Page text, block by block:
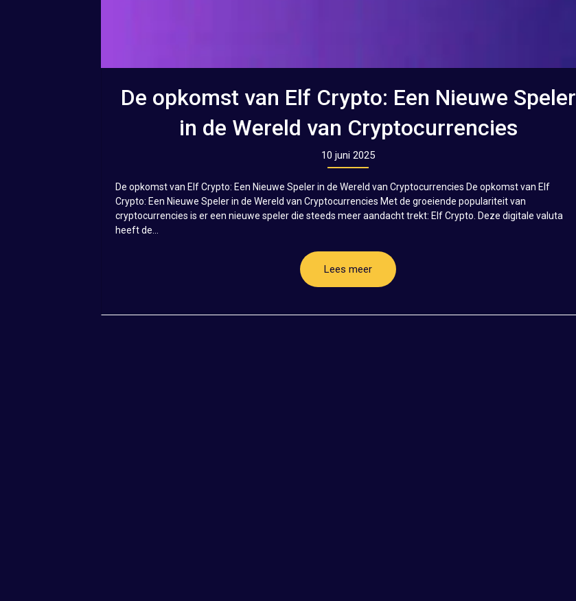
De opkomst van Elf Crypto: Een Nieuwe Speler
in de Wereld van Cryptocurrencies
10 juni 2025
De opkomst van Elf Crypto: Een Nieuwe Speler in de Wereld van Cryptocurrencies De opkomst van Elf
Crypto: Een Nieuwe Speler in de Wereld van Cryptocurrencies Met de groeiende populariteit van
cryptocurrencies is er een nieuwe speler die steeds meer aandacht trekt: Elf Crypto. Deze digitale valuta
heeft de...
Lees meer